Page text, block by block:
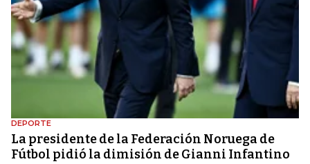
DEPORTE
La presidente de la Federación Noruega de
Fútbol pidió la dimisión de Gianni Infantino